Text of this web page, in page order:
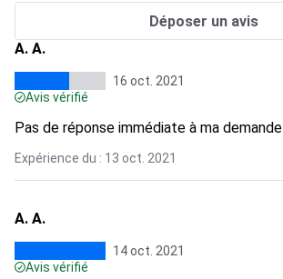
Déposer un avis
A. A.
16 oct. 2021
Avis vérifié
Pas de réponse immédiate à ma demande
Expérience du : 13 oct. 2021
A. A.
14 oct. 2021
Avis vérifié